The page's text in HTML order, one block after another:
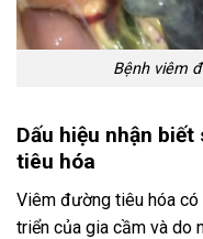
Bệnh viêm
Dấu hiệu nhận
tiêu hóa
Viêm đường tiêu hóa
triển của gia cầm và do